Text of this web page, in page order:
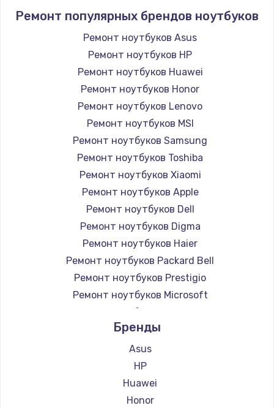
Ремонт популярных брендов ноутбуков
Ремонт ноутбуков Asus
Ремонт ноутбуков HP
Ремонт ноутбуков Huawei
Ремонт ноутбуков Honor
Ремонт ноутбуков Lenovo
Ремонт ноутбуков MSI
Ремонт ноутбуков Samsung
Ремонт ноутбуков Toshiba
Ремонт ноутбуков Xiaomi
Ремонт ноутбуков Apple
Ремонт ноутбуков Dell
Ремонт ноутбуков Digma
Ремонт ноутбуков Haier
Ремонт ноутбуков Packard Bell
Ремонт ноутбуков Prestigio
Ремонт ноутбуков Microsoft
Ремонт ноутбуков Alienware
Ремонт ноутбуков Aquarius
Ремонт ноутбуков Gigabyte
Ремонт ноутбуков Aorus
Ремонт ноутбуков Maibenben
Ремонт ноутбуков Getac
Бренды
Asus
HP
Huawei
Honor